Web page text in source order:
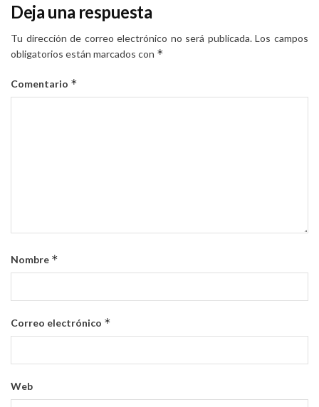
Deja una respuesta
Tu dirección de correo electrónico no será publicada. Los campos
obligatorios están marcados con *
Comentario *
Nombre *
Correo electrónico *
Web